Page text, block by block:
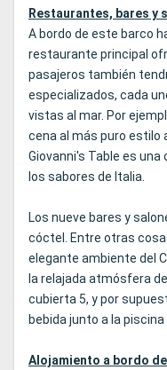
Restaurantes, bares y
A bordo de este barco
restaurante principal
pasajeros también
especializados, cada
vistas al mar. Por
cena al más puro estilo
Giovanni's Table es
los sabores de Italia.
Los nueve bares y
cóctel. Entre otras
elegante ambiente del
la relajada atmósfera
cubierta 5, y por
bebida junto a la
Alojamiento a bordo